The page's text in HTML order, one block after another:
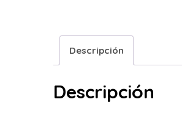
Descripción
Descripción